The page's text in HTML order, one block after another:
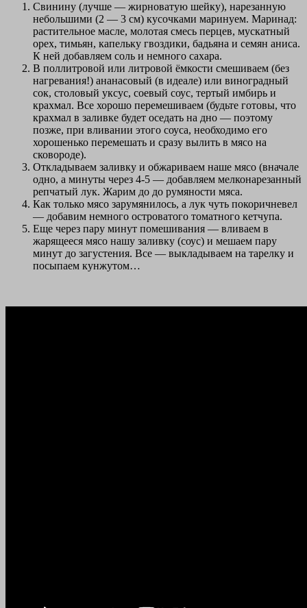
Свинину (лучше — жирноватую шейку), нарезанную
небольшими (2 — 3 см) кусочками маринуем. Маринад:
растительное масле, молотая смесь перцев, мускатный
орех, тимьян, капельку гвоздики, бадьяна и семян аниса.
К ней добавляем соль и немного сахара.
В поллитровой или литровой ёмкости смешиваем (без
нагревания!) ананасовый (в идеале) или виноградный
сок, столовый уксус, соевый соус, тертый имбирь и
крахмал. Все хорошо перемешиваем (будьте готовы, что
крахмал в заливке будет оседать на дно — поэтому
позже, при вливании этого соуса, необходимо его
хорошенько перемешать и сразу вылить в мясо на
сковороде).
Откладываем заливку и обжариваем наше мясо (вначале
одно, а минуты через 4-5 — добавляем мелконарезанный
репчатый лук. Жарим до до румяности мяса.
Как только мясо зарумянилось, а лук чуть покоричневел
— добавим немного островатого томатного кетчупа.
Еще через пару минут помешивания — вливаем в
жарящееся мясо нашу заливку (соус) и мешаем пару
минут до загустения. Все — выкладываем на тарелку и
посыпаем кунжутом…